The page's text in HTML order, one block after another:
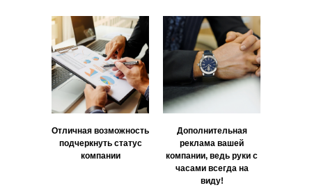
Отличная возможность
подчеркнуть статус
компании
Дополнительная
реклама вашей
компании, ведь руки с
часами всегда на
виду!